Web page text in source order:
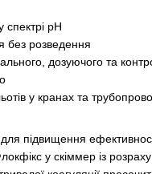
рН
без розведення
дозуючого та
у кранах та
підвищення
у скіммер із